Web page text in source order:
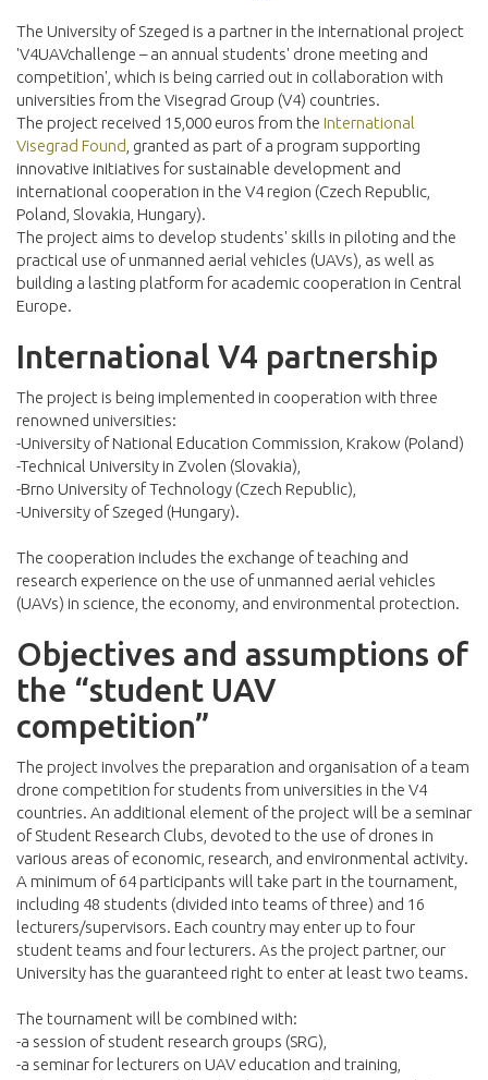
The University of Szeged is a partner in the international project
'V4UAVchallenge – an annual students' drone meeting and
competition', which is being carried out in collaboration with
universities from the Visegrad Group (V4) countries.
The project received 15,000 euros from the International
Visegrad Found , granted as part of a program supporting
innovative initiatives for sustainable development and
international cooperation in the V4 region (Czech Republic,
Poland, Slovakia, Hungary).
The project aims to develop students' skills in piloting and the
practical use of unmanned aerial vehicles (UAVs), as well as
building a lasting platform for academic cooperation in Central
Europe.
International V4 partnership
The project is being implemented in cooperation with three
renowned universities:
-University of National Education Commission, Krakow (Poland)
-Technical University in Zvolen (Slovakia),
-Brno University of Technology (Czech Republic),
-University of Szeged (Hungary).
The cooperation includes the exchange of teaching and
research experience on the use of unmanned aerial vehicles
(UAVs) in science, the economy, and environmental protection.
Objectives and assumptions of
the “student UAV
competition”
The project involves the preparation and organisation of a team
drone competition for students from universities in the V4
countries. An additional element of the project will be a seminar
of Student Research Clubs, devoted to the use of drones in
various areas of economic, research, and environmental activity.
A minimum of 64 participants will take part in the tournament,
including 48 students (divided into teams of three) and 16
lecturers/supervisors. Each country may enter up to four
student teams and four lecturers. As the project partner, our
University has the guaranteed right to enter at least two teams.
The tournament will be combined with:
-a session of student research groups (SRG),
-a seminar for lecturers on UAV education and training,